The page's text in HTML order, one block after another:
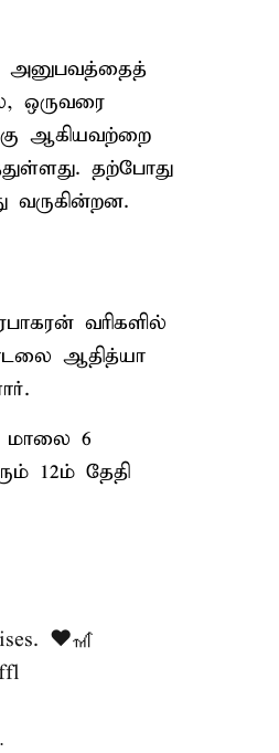
அனுபவத்​தைத்
ஒரு​வரை
ஆகிய​வற்றை
தற்​போது
வரு​கின்​றன.
வரிகளில்
ஆதித்யா
மாலை 6
12ம் தேதி
❤️🎢